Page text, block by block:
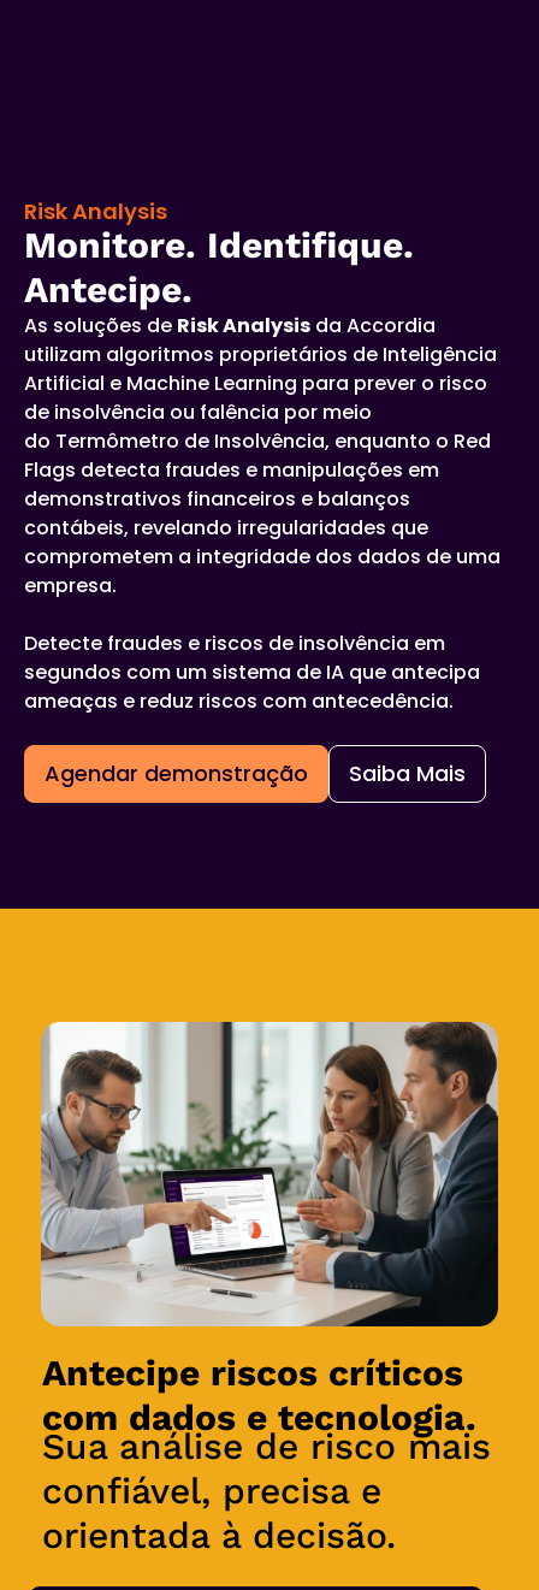
Risk Analysis
Monitore. Identifique.
Antecipe.
As soluções de Risk Analysis da Accordia
utilizam algoritmos proprietários de Inteligência
Artificial e Machine Learning para prever o risco
de insolvência ou falência por meio
do Termômetro de Insolvência, enquanto o Red
Flags detecta fraudes e manipulações em
demonstrativos financeiros e balanços
contábeis, revelando irregularidades que
comprometem a integridade dos dados de uma
empresa.
Detecte fraudes e riscos de insolvência em
segundos com um sistema de IA que antecipa
ameaças e reduz riscos com antecedência.
Agendar demonstração Saiba Mais
Antecipe riscos críticos
com dados e tecnologia.
Sua análise de risco mais
confiável, precisa e
orientada à decisão.